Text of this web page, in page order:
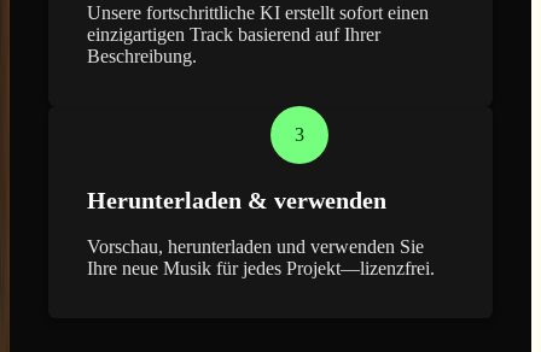
Unsere fortschrittliche KI erstellt sofort einen
einzigartigen Track basierend auf Ihrer
Beschreibung.
3
Herunterladen & verwenden
Vorschau, herunterladen und verwenden Sie
Ihre neue Musik für jedes Projekt—lizenzfrei.